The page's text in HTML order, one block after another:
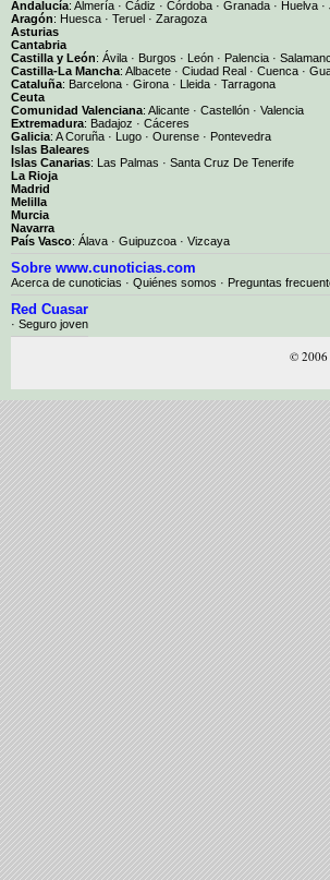
Andalucía: Almería · Cádiz · Córdoba · Granada · Huelva ·
Aragón: Huesca · Teruel · Zaragoza
Asturias
Cantabria
Castilla y León: Ávila · Burgos · León · Palencia ·
Castilla-La Mancha: Albacete · Ciudad Real · Cuenca ·
Cataluña: Barcelona · Girona · Lleida · Tarragona
Ceuta
Comunidad Valenciana: Alicante · Castellón · Valencia
Extremadura: Badajoz · Cáceres
Galicia: A Coruña · Lugo · Ourense · Pontevedra
Islas Baleares
Islas Canarias: Las Palmas · Santa Cruz De Tenerife
La Rioja
Madrid
Melilla
Murcia
Navarra
País Vasco: Álava · Guipuzcoa · Vizcaya
Sobre www.cunoticias.com
Acerca de cunoticias · Quiénes somos · Preguntas
Red Cuasar
· Seguro joven
© 2006